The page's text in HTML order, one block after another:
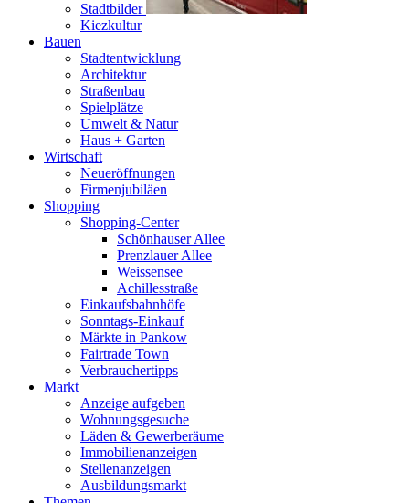
Stadtbilder
Kiezkultur
Bauen
Stadtentwicklung
Architektur
Straßenbau
Spielplätze
Umwelt & Natur
Haus + Garten
Wirtschaft
Neueröffnungen
Firmenjubiläen
Shopping
Shopping-Center
Schönhauser Allee
Prenzlauer Allee
Weissensee
Achillesstraße
Einkaufsbahnhöfe
Sonntags-Einkauf
Märkte in Pankow
Fairtrade Town
Verbrauchertipps
Markt
Anzeige aufgeben
Wohnungsgesuche
Läden & Gewerberäume
Immobilienanzeigen
Stellenanzeigen
Ausbildungsmarkt